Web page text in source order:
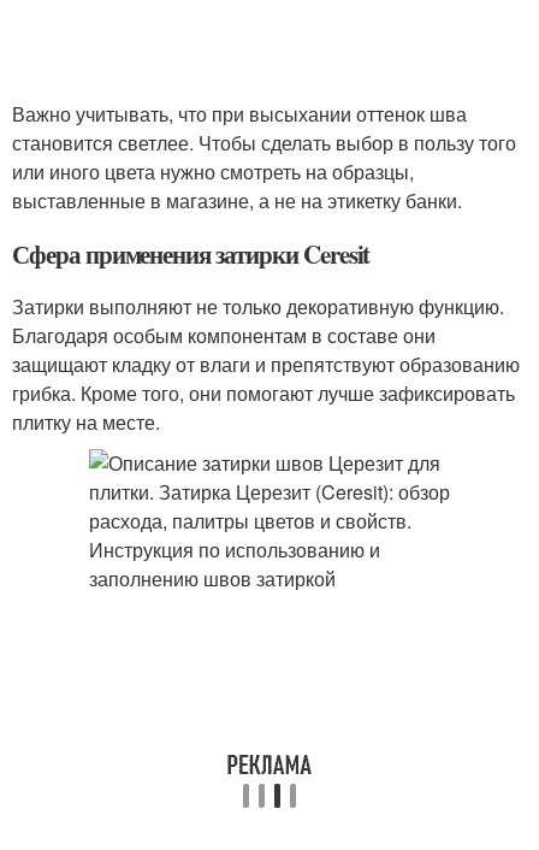
Важно учитывать, что при высыхании оттенок шва
становится светлее. Чтобы сделать выбор в пользу того
или иного цвета нужно смотреть на образцы,
выставленные в магазине, а не на этикетку банки.
Сфера применения затирки Ceresit
Затирки выполняют не только декоративную функцию.
Благодаря особым компонентам в составе они
защищают кладку от влаги и препятствуют образованию
грибка. Кроме того, они помогают лучше зафиксировать
плитку на месте.